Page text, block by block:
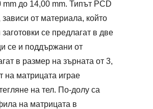
до 14,00 mm. Типът PCD
от материала, който
се предлагат в две
се и поддържани от
в размер на зърната от 3,
матрицата играе
на тел. По-долу са
на матрицата в